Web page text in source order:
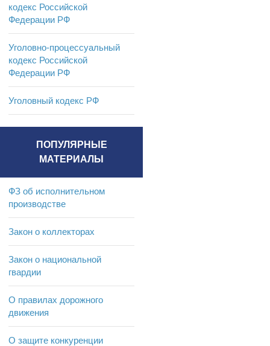
кодекс Российской
Федерации РФ
Уголовно-процессуальный
кодекс Российской
Федерации РФ
Уголовный кодекс РФ
ПОПУЛЯРНЫЕ
МАТЕРИАЛЫ
ФЗ об исполнительном
производстве
Закон о коллекторах
Закон о национальной
гвардии
О правилах дорожного
движения
О защите конкуренции